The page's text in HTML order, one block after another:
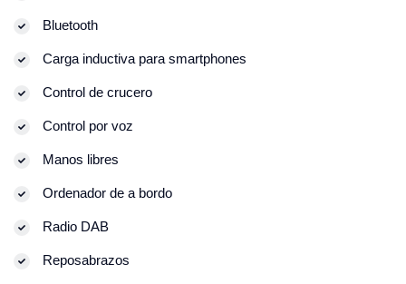
Bluetooth
Carga inductiva para smartphones
Control de crucero
Control por voz
Manos libres
Ordenador de a bordo
Radio DAB
Reposabrazos